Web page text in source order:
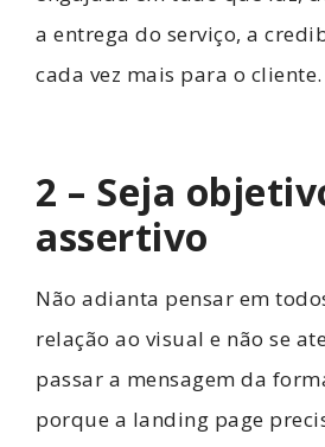
a entrega do serviço, a
cada vez mais para o cliente.
2 – Seja
assertivo
Não adianta pensar em
relação ao visual e não se
passar a mensagem da
porque a landing page